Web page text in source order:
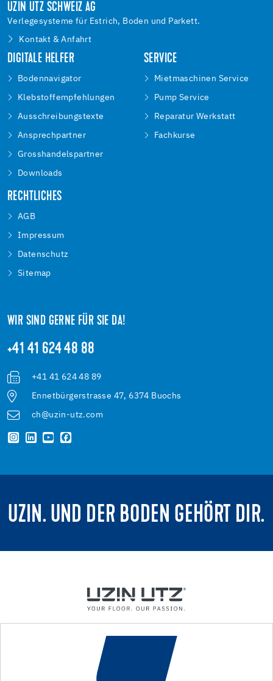
UZIN UTZ SCHWEIZ AG
Verlegesysteme für Estrich, Boden und Parkett.
Kontakt & Anfahrt
DIGITALE HELFER
Bodennavigator
Klebstoffempfehlungen
Ausschreibungstexte
Ansprechpartner
Grosshandelspartner
Downloads
SERVICE
Mietmaschinen Service
Pump Service
Reparatur Werkstatt
Fachkurse
RECHTLICHES
AGB
Impressum
Datenschutz
Sitemap
WIR SIND GERNE FÜR SIE DA!
+41 41 624 48 88
+41 41 624 48 89
Ennetbürgerstrasse 47, 6374 Buochs
ch@uzin-utz.com
UZIN. UND DER BODEN GEHÖRT DIR.